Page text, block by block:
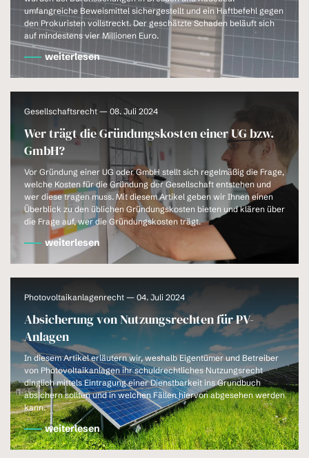
umfangreiche Beweismittel sichergestellt und ein Haftbefehl gegen
den Prokuristen vollstreckt. Der geschätzte Schaden beläuft sich
auf mindestens vier Millionen Euro.
weiterlesen
Gesellschaftsrecht — 08. Juli 2024
Wer trägt die Gründungskosten einer UG bzw.
GmbH?
Vor Gründung einer UG oder GmbH stellt sich regelmäßig die Frage,
welche Kosten für die Gründung der Gesellschaft entstehen und
wer diese tragen muss. Mit diesem Artikel geben wir Ihnen einen
Überblick zu den üblichen Gründungskosten bieten und klären über
die Frage auf, wer die Gründungskosten trägt.
weiterlesen
Photovoltaikanlagenrecht — 04. Juli 2024
Absicherung von Nutzungsrechten für PV-
Anlagen
In diesem Artikel erläutern wir, weshalb Eigentümer und Betreiber
von Photovoltaikanlagen ihr schuldrechtliches Nutzungsrecht
dinglich mittels Eintragung einer Dienstbarkeit ins Grundbuch
absichern sollten und in welchen Fällen hiervon abgesehen werden
kann.
weiterlesen